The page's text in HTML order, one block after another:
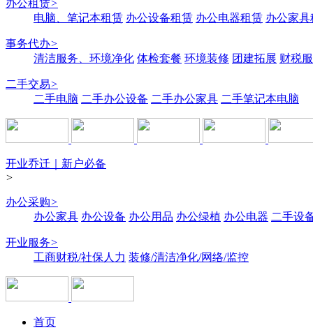
办公租赁>
电脑、笔记本租赁 办公设备租赁 办公电器租赁 办公家具
事务代办>
清洁服务、环境净化 体检套餐 环境装修 团建拓展 财税
二手交易>
二手电脑 二手办公设备 二手办公家具 二手笔记本电脑
开业乔迁｜新户必备
>
办公采购>
办公家具 办公设备 办公用品 办公绿植 办公电器 二手设
开业服务>
工商财税/社保人力 装修/清洁净化/网络/监控
首页